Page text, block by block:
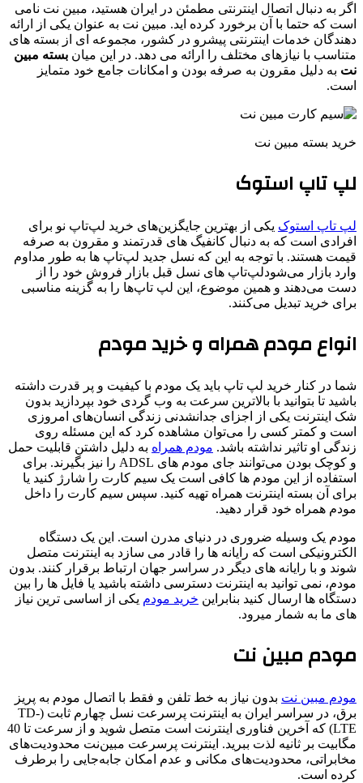
اگر به دنبال اتصال اینترنتی مطمئن در ایران هستید، مبین نت نامی
است که حتما با آن برخورد کرده اید. مبین نت به عنوان یکی از ارائه
دهندگان خدمات اینترنتی پیشرو در کشور، مجموعه ای از بسته های
متناسب با نیازهای مختلف را ارائه می دهد. در این میان بسته مبین
نت به دلیل مقرون به صرفه بودن و امکانات جامع خود متمایز
است.
خرید بسته مبین نت
لپ تاپ استوک
لپ تاپ استوک یکی از بهترین جایگزین‌های خرید لپ‌تاپ نو برای
افرادی است که به دنبال کانفیگ های قدرتمند و مقرون به صرفه
قیمت هستند. با توجه به این که نسل جدید لپ‌تاپ ها به طور مداوم
وارد بازار می‌شودلپ‌تاپ های نسل قبل بازار فروش خود را از
دست می‌دهند و همین موضوع، این لپ تاپ‌ها را به گزینه مناسبی
برای خرید تبدیل می‌کنند.
انواع مودم همراه و خرید مودم
شما در کنار خرید لپ تاپ باید یک مودم با کیفیت و پر قدرت داشته
باشید تا بتوانید با بالاترین سرعت به وب گردی خود بپردازید بدون
شک اینترنت یکی از اجزای جدانشدنی زندگی انسان‌های امروزی
است و کمتر کسی را می‌توان مشاهده کرد که این مسئله روی
زندگی او تاثیر نداشته باشد. مودم همراه به دلیل داشتن قابلیت حمل
و کوچک بودن می‌توانند جای مودم های ADSL را نیز بگیرند. برای
استفاده از این مودم ها کافی است یک سیم کارت را شارژ کنید یا
برای آن بسته اینترنت همراه تهیه کنید. سپس سیم کارت را داخل
مودم همراه خود قرار دهید.
مودم یک وسیله ضروری در دنیای مدرن است. این یک دستگاه
الکترونیکی است که رایانه ها را قادر می سازد به اینترنت متصل
شوند و با رایانه های دیگر در سراسر جهان ارتباط برقرار کنند. بدون
مودم، نمی توانید به اینترنت دسترسی داشته باشید یا فایل ها را بین
دستگاه ها ارسال کنید بنابراین خرید مودم یکی از اساسی ترین نیاز
های ما به شمار میرود.
مودم مبین نت
مودم مبین نت بدون نیاز به خط تلفن و فقط با اتصال مودم به پریز
برق، در سراسر ایران به اینترنت پرسرعت نسل چهارم ثابت (TD-
LTE) که آخرین فناوری اینترنت است متصل شوید و از سرعت تا 40
مگابیت بر ثانیه لذت ببرید. اینترنت پرسرعت مبین‌نت محدودیت‌های
مخابراتی، محدودیت‌های مکانی و عدم امکان جابه‌جایی را برطرف
کرده است.